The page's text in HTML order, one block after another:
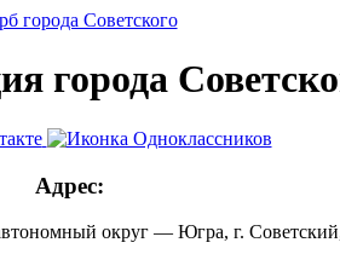
города
Адрес:
округ — Югра, г.